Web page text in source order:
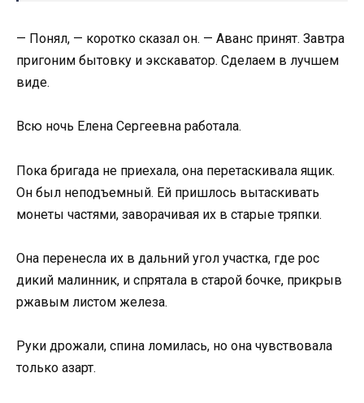
— Понял, — коротко сказал он. — Аванс принят. Завтра
пригоним бытовку и экскаватор. Сделаем в лучшем
виде.
Всю ночь Елена Сергеевна работала.
Пока бригада не приехала, она перетаскивала ящик.
Он был неподъемный. Ей пришлось вытаскивать
монеты частями, заворачивая их в старые тряпки.
Она перенесла их в дальний угол участка, где рос
дикий малинник, и спрятала в старой бочке, прикрыв
ржавым листом железа.
Руки дрожали, спина ломилась, но она чувствовала
только азарт.